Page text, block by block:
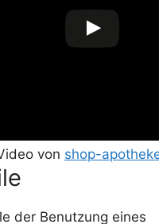
von shop-
der Benutzung eines